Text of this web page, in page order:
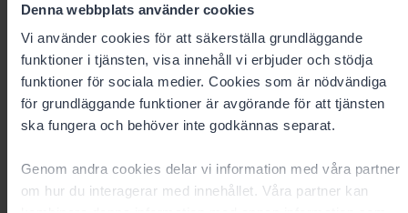
Denna webbplats använder cookies
Vi använder cookies för att säkerställa grundläggande
funktioner i tjänsten, visa innehåll vi erbjuder och stödja
funktioner för sociala medier. Cookies som är nödvändiga
för grundläggande funktioner är avgörande för att tjänsten
ska fungera och behöver inte godkännas separat.
Genom andra cookies delar vi information med våra partner
om hur du interagerar med innehållet. Våra partner kan
eraluvat@metsa.fi
Kontaktuppgifter